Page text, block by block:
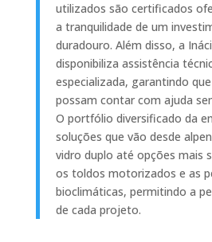
utilizados são certificados
a tranquilidade de um
duradouro. Além disso, a
disponibiliza assistência
especializada, garantindo
possam contar com ajuda
O portfólio diversificado da
soluções que vão desde
vidro duplo até opções mais
os toldos motorizados e as
bioclimáticas, permitindo a
de cada projeto.